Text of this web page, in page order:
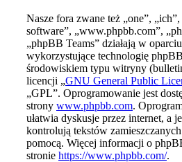
Nasze fora zwane też „one”,
software”, „www.phpbb.com”,
„phpBB Teams” działają w
wykorzystujące technologię
środowiskiem typu witryny
licencji „GNU General Public
„GPL”. Oprogramowanie jest
strony www.phpbb.com.
ułatwia dyskusje przez internet, a
kontrolują tekstów
pomocą. Więcej informacji o
stronie https://www.phpbb.com/.